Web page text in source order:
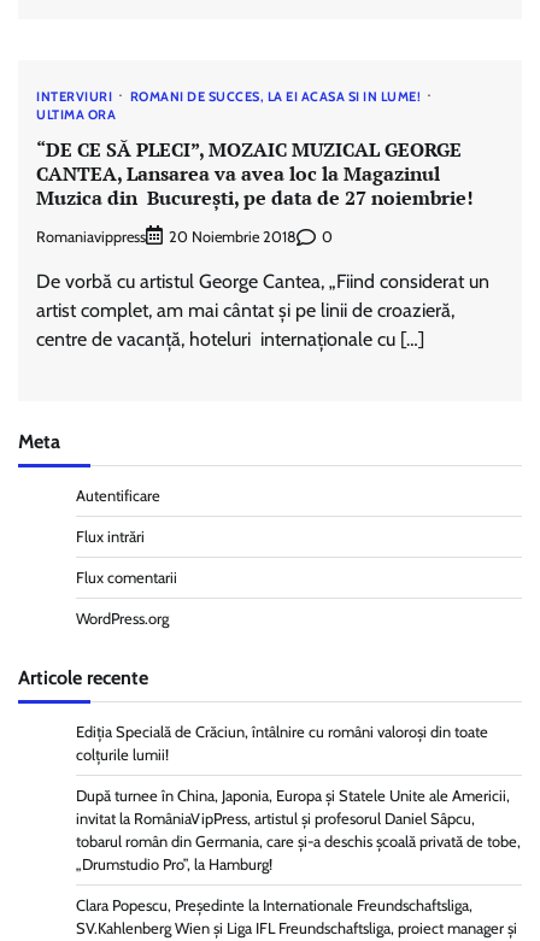
INTERVIURI
ROMANI DE SUCCES, LA EI ACASA SI IN LUME!
ULTIMA ORA
“DE CE SĂ PLECI”, MOZAIC MUZICAL GEORGE
CANTEA, Lansarea va avea loc la Magazinul
Muzica din București, pe data de 27 noiembrie!
Romaniavippress 20 Noiembrie 2018 0
De vorbă cu artistul George Cantea, „Fiind considerat un
artist complet, am mai cântat și pe linii de croazieră,
centre de vacanță, hoteluri internaționale cu […]
Meta
Autentificare
Flux intrări
Flux comentarii
WordPress.org
Articole recente
Ediția Specială de Crăciun, întâlnire cu români valoroși din toate
colțurile lumii!
După turnee în China, Japonia, Europa și Statele Unite ale Americii,
invitat la RomâniaVipPress, artistul și profesorul Daniel Sâpcu,
tobarul român din Germania, care și-a deschis școală privată de tobe,
„Drumstudio Pro”, la Hamburg!
Clara Popescu, Președinte la Internationale Freundschaftsliga,
SV.Kahlenberg Wien şi Liga IFL Freundschaftsliga, proiect manager și